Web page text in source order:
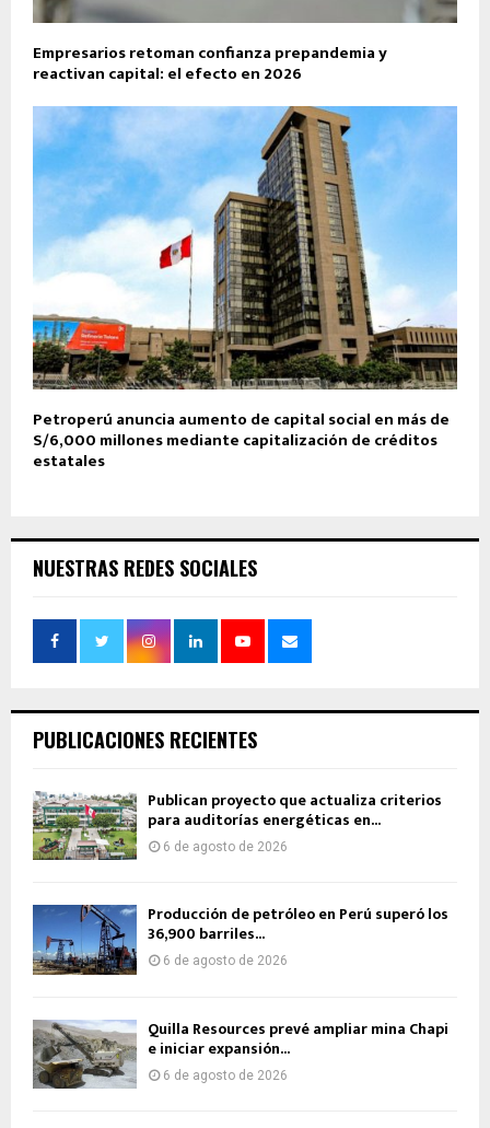
Empresarios retoman confianza prepandemia y
reactivan capital: el efecto en 2026
Petroperú anuncia aumento de capital social en más de
S/6,000 millones mediante capitalización de créditos
estatales
NUESTRAS REDES SOCIALES
PUBLICACIONES RECIENTES
Publican proyecto que actualiza criterios
para auditorías energéticas en...
6 de agosto de 2026
Producción de petróleo en Perú superó los
36,900 barriles...
6 de agosto de 2026
Quilla Resources prevé ampliar mina Chapi
e iniciar expansión...
6 de agosto de 2026